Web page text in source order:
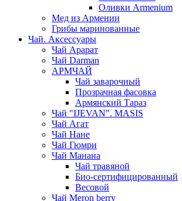
Оливки Armenium
Мед из Армении
Грибы маринованные
Чай. Аксессуары
Чай Арарат
Чай Darman
АРМЧАЙ
Чай заварочный
Прозрачная фасовка
Армянский Тараз
Чай "IJEVAN". MASIS
Чай Агат
Чай Нане
Чай Гюмри
Чай Манана
Чай травяной
Био-сертифицированный
Весовой
Чай Meron berry